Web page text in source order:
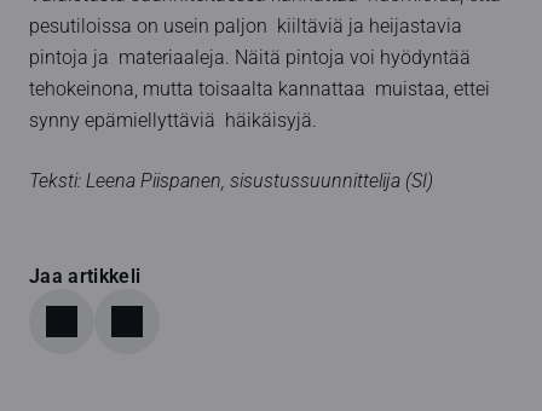
pesutiloissa on usein paljon kiiltäviä ja heijastavia
pintoja ja materiaaleja. Näitä pintoja voi hyödyntää
tehokeinona, mutta toisaalta kannattaa muistaa, ettei
synny epämiellyttäviä häikäisyjä.
Teksti: Leena Piispanen, sisustussuunnittelija (SI)
Jaa artikkeli